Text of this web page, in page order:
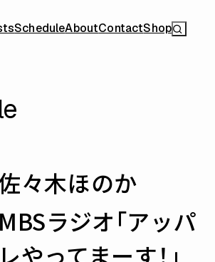
ScheduleAboutContactShop
々木ほのか
MBSラジオ「アッパ
レやってまーす！」